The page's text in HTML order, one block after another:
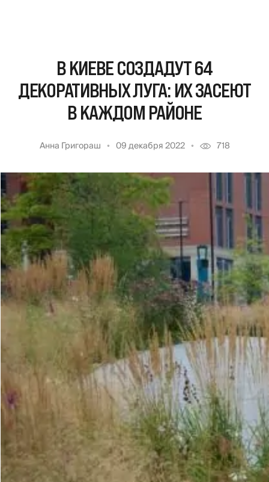
В КИЕВЕ СОЗДАДУТ 64
ДЕКОРАТИВНЫХ ЛУГА: ИХ ЗАСЕЮТ
В КАЖДОМ РАЙОНЕ
Анна Григораш 09 декабря 2022 718